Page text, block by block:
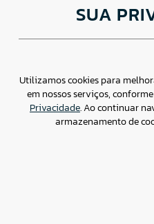
Av. Brigadeiro Faria
Paulistano, São Paulo/
Assessoria de imprensa:
SUA
Utilizamos cookies para
em nossos serviços,
Privacidade. Ao continuar
armazenamento de